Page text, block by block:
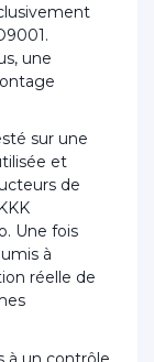
une
sur une
et
de
Une fois
à
réelle de